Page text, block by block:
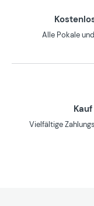
Alle Pokale
Vielfältige